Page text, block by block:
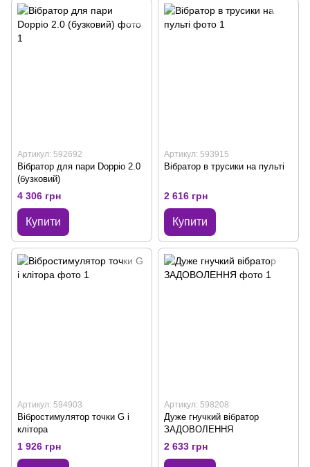
Артикул: 592692
Вібратор для пари Doppio 2.0
(бузковий)
4 306 грн
Купити
Артикул: 593915
Вібратор в трусики на пульті
2 616 грн
Купити
Артикул: 594903
Вібростимулятор точки G і
клітора
1 926 грн
Артикул: 598208
Дуже гнучкий вібратор
ЗАДОВОЛЕННЯ
2 633 грн